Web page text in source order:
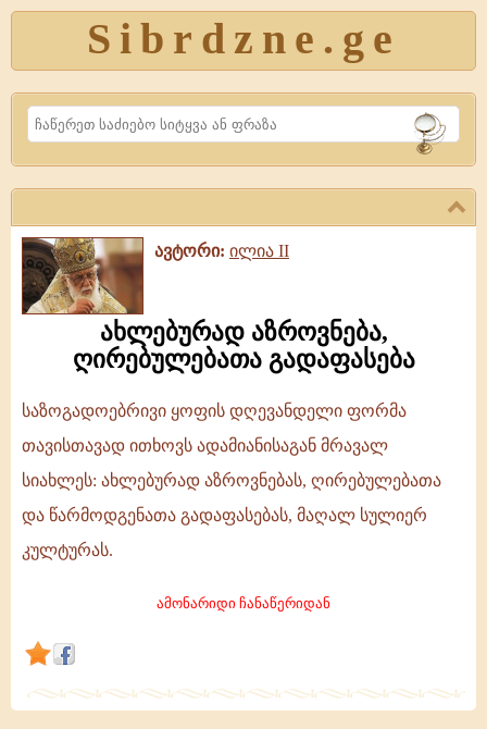
Sibrdzne.ge
Search
ავტორი: ილია II
ახლებურად აზროვნება,
ღირებულებათა გადაფასება
საზოგადოებრივი ყოფის დღევანდელი ფორმა
თავისთავად ითხოვს ადამიანისაგან მრავალ
სიახლეს: ახლებურად აზროვნებას, ღირებულებათა
და წარმოდგენათა გადაფასებას, მაღალ სულიერ
კულტურას.
ამონარიდი ჩანაწერიდან